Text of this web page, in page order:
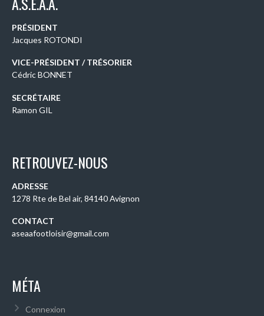
PRÉSIDENT
Jacques ROTONDI
VICE-PRÉSIDENT / TRÉSORIER
Cédric BONNET
SECRÉTAIRE
Ramon GIL
RETROUVEZ-NOUS
ADRESSE
1278 Rte de Bel air, 84140 Avignon
CONTACT
aseaafootloisir@gmail.com
MÉTA
Connexion